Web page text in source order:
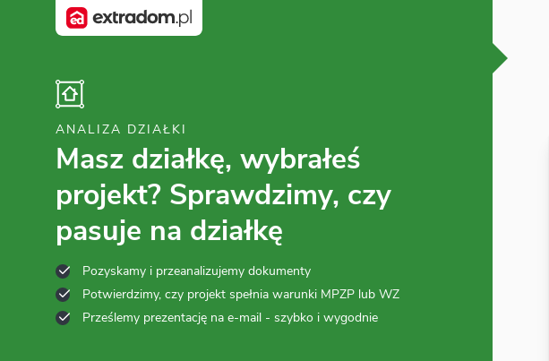
ANALIZA DZIAŁKI
Masz działkę, wybrałeś
projekt? Sprawdzimy, czy
pasuje na działkę
Pozyskamy i przeanalizujemy dokumenty
Potwierdzimy, czy projekt spełnia warunki MPZP lub WZ
Prześlemy prezentację na e-mail - szybko i wygodnie